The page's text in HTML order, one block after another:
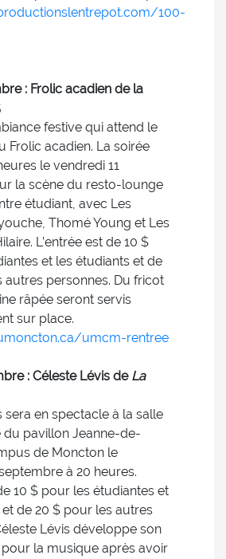
100-
: Frolic acadien de la
festive qui attend le
Frolic acadien. La soirée
le vendredi 11
la scène du resto-lounge
étudiant, avec Les
Thomé Young et Les
L’entrée est de 10 $
et les étudiants et de
autres personnes. Du fricot
râpée seront servis
sur place.
umcm-rentree
: Céleste Lévis de La
sera en spectacle à la salle
du pavillon Jeanne-de-
de Moncton le
à 20 heures.
10 $ pour les étudiantes et
de 20 $ pour les autres
Lévis développe son
la musique après avoir